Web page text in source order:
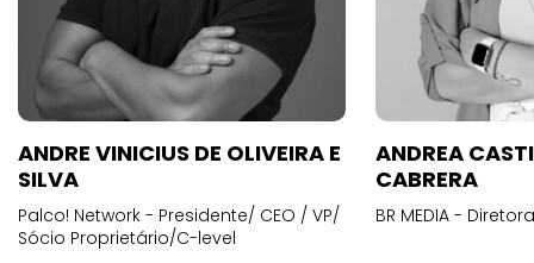
ANDRE VINICIUS DE OLIVEIRA E
SILVA
Palco! Network - Presidente/ CEO / VP/
Sócio Proprietário/C-level
ANDREA
CABRERA
BR MEDIA -